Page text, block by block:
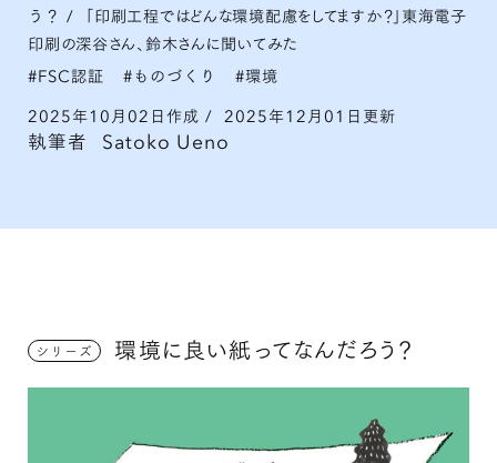
う？ / 「印刷工程ではどんな環境配慮をしてますか？」東海電子
印刷の深谷さん、鈴木さんに聞いてみた
FSC認証
ものづくり
環境
2025年10月02日作成 / 2025年12月01日更新
執筆者 Satoko Ueno
シリーズ 環境に良い紙ってなんだろう？